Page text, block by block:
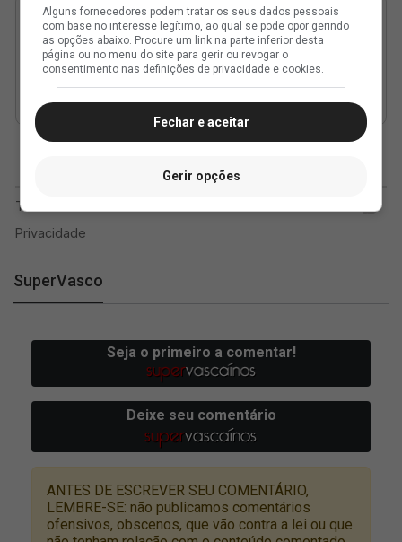
SuperVasco
Alguns fornecedores podem tratar os seus dados pessoais
com base no interesse legítimo, ao qual se pode opor gerindo
as opções abaixo. Procure um link na parte inferior desta
página ou no menu do site para gerir ou revogar o
consentimento nas definições de privacidade e cookies.
Fechar e aceitar
Gerir opções